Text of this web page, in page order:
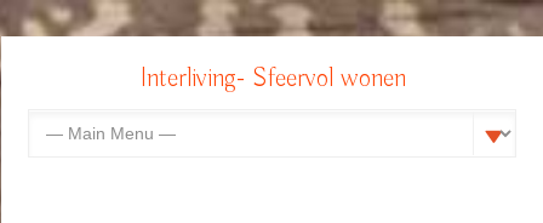
Interliving- Sfeervol wonen